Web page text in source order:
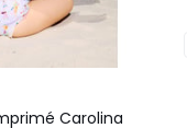
Carolina